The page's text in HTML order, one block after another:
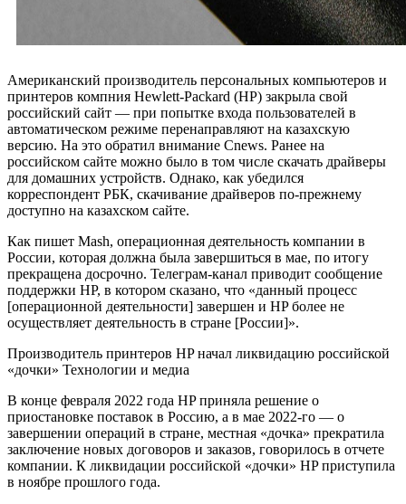
Американский производитель персональных компьютеров и
принтеров компния Hewlett-Packard (HP) закрыла свой
российский сайт — при попытке входа пользователей в
автоматическом режиме перенаправляют на казахскую
версию. На это обратил внимание Cnews. Ранее на
российском сайте можно было в том числе скачать драйверы
для домашних устройств. Однако, как убедился
корреспондент РБК, скачивание драйверов по-прежнему
доступно на казахском сайте.
Как пишет Mash, операционная деятельность компании в
России, которая должна была завершиться в мае, по итогу
прекращена досрочно. Телеграм-канал приводит сообщение
поддержки HP, в котором сказано, что «данный процесс
[операционной деятельности] завершен и HP более не
осуществляет деятельность в стране [России]».
Производитель принтеров HP начал ликвидацию российской
«дочки» Технологии и медиа
В конце февраля 2022 года HP приняла решение о
приостановке поставок в Россию, а в мае 2022-го — о
завершении операций в стране, местная «дочка» прекратила
заключение новых договоров и заказов, говорилось в отчете
компании. К ликвидации российской «дочки» HP приступила
в ноябре прошлого года.